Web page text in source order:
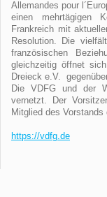
Allemandes pour
einen mehrtägigen
Frankreich mit
Resolution. Die
französischen
gleichzeitig öffnet
Dreieck e.V.
Die VDFG und der
vernetzt. Der
Mitglied des Vorstands
https://vdfg.de